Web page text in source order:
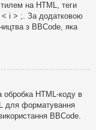
на HTML, теги
і > ;. За додатковою
з BBCode, яка
HTML-коду в
для форматування
BBCode.